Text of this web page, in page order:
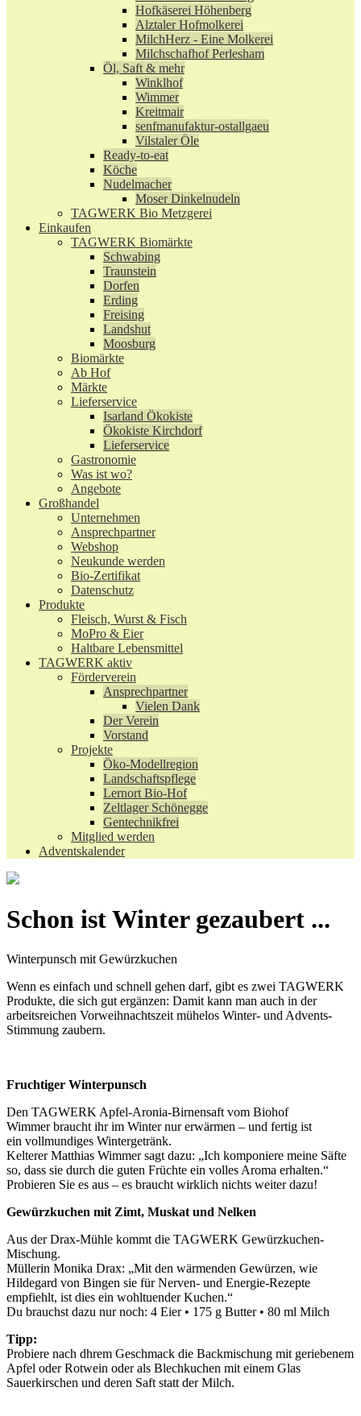
Hofkäserei Höhenberg
Alztaler Hofmolkerei
MilchHerz - Eine Molkerei
Milchschafhof Perlesham
Öl, Saft & mehr
Winklhof
Wimmer
Kreitmair
senfmanufaktur-ostallgaeu
Vilstaler Öle
Ready-to-eat
Köche
Nudelmacher
Moser Dinkelnudeln
TAGWERK Bio Metzgerei
Einkaufen
TAGWERK Biomärkte
Schwabing
Traunstein
Dorfen
Erding
Freising
Landshut
Moosburg
Biomärkte
Ab Hof
Märkte
Lieferservice
Isarland Ökokiste
Ökokiste Kirchdorf
Lieferservice
Gastronomie
Was ist wo?
Angebote
Großhandel
Unternehmen
Ansprechpartner
Webshop
Neukunde werden
Bio-Zertifikat
Datenschutz
Produkte
Fleisch, Wurst & Fisch
MoPro & Eier
Haltbare Lebensmittel
TAGWERK aktiv
Förderverein
Ansprechpartner
Vielen Dank
Der Verein
Vorstand
Projekte
Öko-Modellregion
Landschaftspflege
Lernort Bio-Hof
Zeltlager Schönegge
Gentechnikfrei
Mitglied werden
Adventskalender
Schon ist Winter gezaubert ...
Winterpunsch mit Gewürzkuchen
Wenn es einfach und schnell gehen darf, gibt es zwei TAGWERK
Produkte, die sich gut ergänzen: Damit kann man auch in der
arbeitsreichen Vorweihnachtszeit mühelos Winter- und Advents-
Stimmung zaubern.
Fruchtiger Winterpunsch
Den TAGWERK Apfel-Aronia-Birnensaft vom Biohof
Wimmer braucht ihr im Winter nur erwärmen – und fertig ist
ein vollmundiges Wintergetränk.
Kelterer Matthias Wimmer sagt dazu: „Ich komponiere meine Säfte
so, dass sie durch die guten Früchte ein volles Aroma erhalten.“
Probieren Sie es aus – es braucht wirklich nichts weiter dazu!
Gewürzkuchen mit Zimt, Muskat und Nelken
Aus der Drax-Mühle kommt die TAGWERK Gewürzkuchen-
Mischung.
Müllerin Monika Drax: „Mit den wärmenden Gewürzen, wie
Hildegard von Bingen sie für Nerven- und Energie-Rezepte
empfiehlt, ist dies ein wohltuender Kuchen.“
Du brauchst dazu nur noch: 4 Eier • 175 g Butter • 80 ml Milch
Tipp:
Probiere nach dhrem Geschmack die Backmischung mit geriebenem
Apfel oder Rotwein oder als Blechkuchen mit einem Glas
Sauerkirschen und deren Saft statt der Milch.